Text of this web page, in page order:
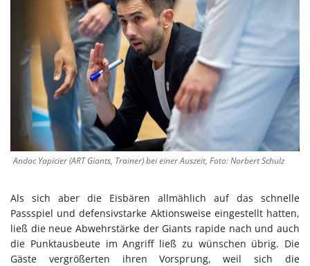
Andac Yapicier (ART Giants, Trainer) bei einer Auszeit, Foto: Norbert Schulz
Als sich aber die Eisbären allmählich auf das schnelle
Passspiel und defensivstarke Aktionsweise eingestellt hatten,
ließ die neue Abwehrstärke der Giants rapide nach und auch
die Punktausbeute im Angriff ließ zu wünschen übrig. Die
Gäste vergrößerten ihren Vorsprung, weil sich die